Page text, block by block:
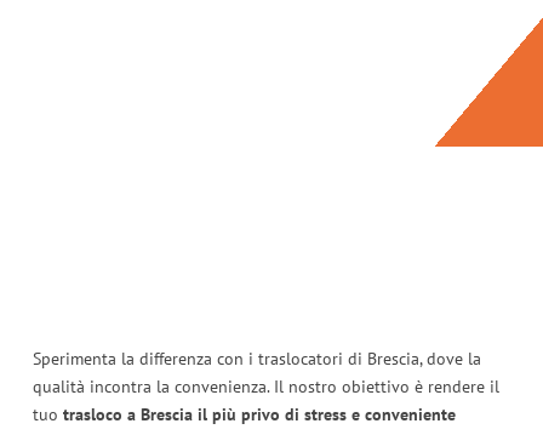
Sperimenta la differenza con i traslocatori di Brescia, dove la
qualità incontra la convenienza. Il nostro obiettivo è rendere il
tuo trasloco a Brescia il più privo di stress e conveniente